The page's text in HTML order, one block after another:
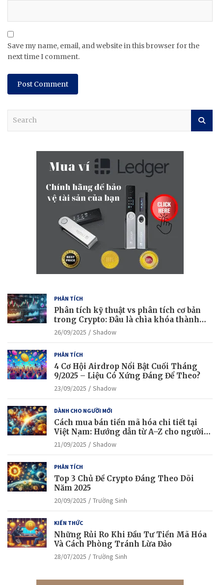
Save my name, email, and website in this browser for the
next time I comment.
PHÂN TÍCH
Phân tích kỹ thuật vs phân tích cơ bản
trong Crypto: Đâu là chìa khóa thành
công?
26/09/2025 Shadow
PHÂN TÍCH
4 Cơ Hội Airdrop Nổi Bật Cuối Tháng
9/2025 – Liệu Có Xứng Đáng Để Theo?
23/09/2025 Shadow
DÀNH CHO NGƯỜI MỚI
Cách mua bán tiền mã hóa chi tiết tại
Việt Nam: Hướng dẫn từ A–Z cho người
mới bắt đầu
21/09/2025 Shadow
PHÂN TÍCH
Top 3 Chủ Đề Crypto Đáng Theo Dõi
Năm 2025
20/09/2025 Trường Sinh
KIẾN THỨC
Những Rủi Ro Khi Đầu Tư Tiền Mã Hóa
Và Cách Phòng Tránh Lừa Đảo
28/07/2025 Trường Sinh